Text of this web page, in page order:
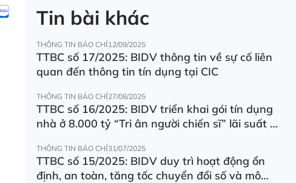
Tin bài khác
THÔNG TIN BÁO CHÍ12/09/2025
TTBC số 17/2025: BIDV thông tin về sự cố liên
quan đến thông tin tín dụng tại CIC
THÔNG TIN BÁO CHÍ27/08/2025
TTBC số 16/2025: BIDV triển khai gói tín dụng
nhà ở 8.000 tỷ “Tri ân người chiến sĩ” lãi suất ưu
THÔNG TIN BÁO CHÍ31/07/2025
TTBC số 15/2025: BIDV duy trì hoạt động ổn
định, an toàn, tăng tốc chuyển đổi số và mô